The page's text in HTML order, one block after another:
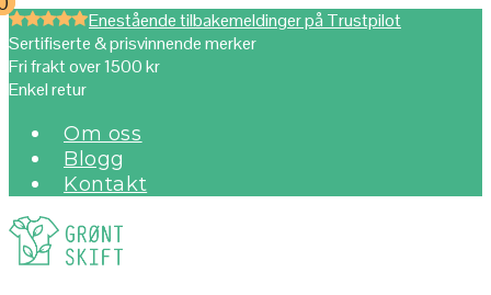
Enestående tilbakemeldinger på Trustpilot
Sertifiserte & prisvinnende merker
Fri frakt over 1500 kr
Enkel retur
Om oss
Blogg
Kontakt